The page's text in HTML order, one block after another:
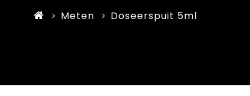
Meten Doseerspuit 5ml